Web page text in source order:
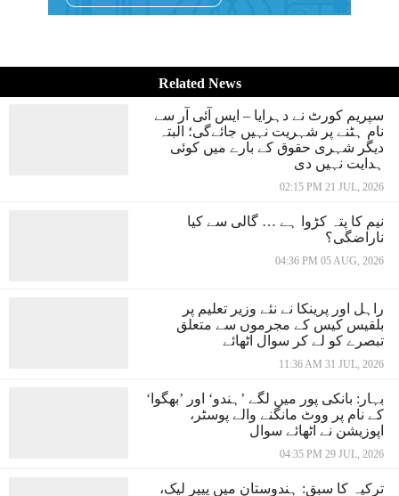
Related News
سپریم کورٹ نے دہرایا – ایس آئی آر سے
نام ہٹنے پر شہریت نہیں جائےگی؛ البتہ
دیگر شہری حقوق کے بارے میں کوئی
ہدایت نہیں دی
02:15 PM 21 JUL, 2026
نیم کا پتہ کڑوا ہے … گالی سے کیا
ناراضگی؟
04:36 PM 05 AUG, 2026
راہل اور پرینکا نے نئے وزیر تعلیم پر
بلقیس کیس کے مجرموں سے متعلق
تبصرے کو لے کر سوال اٹھائے
11:36 AM 31 JUL, 2026
بہار: بانکی پور میں لگے ’ہندو‘ اور ’بھگوا‘
کے نام پر ووٹ مانگنے والے پوسٹر،
اپوزیشن نے اٹھائے سوال
04:35 PM 29 JUL, 2026
ترکیہ کا سبق: ہندوستان میں پیپر لیک،